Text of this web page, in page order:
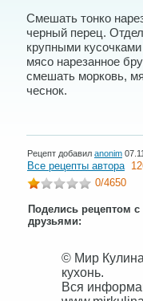
Смешать тонко
черный перец.
крупными
мясо нарезанное
смешать морковь,
чеснок.
Рецепт добавил anonim
Все рецепты автора
0/4650
Поделись рецептом с
друзьями:
© Мир
кухонь.
Вся